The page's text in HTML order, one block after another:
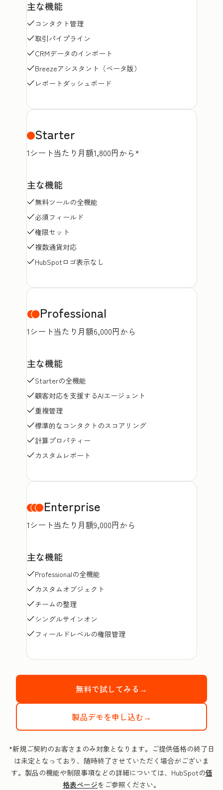
主な機能
コンタクト管理
取引パイプライン
CRMデータのインポート
Breezeアシスタント（ベータ版）
レポートダッシュボード
Starter
1シート当たり月額1,800円から*
主な機能
無料ツールの全機能
必須フィールド
権限セット
複数通貨対応
HubSpotロゴ表示なし
Professional
1シート当たり月額6,000円から
主な機能
Starterの全機能
顧客対応を支援するAIエージェント
重複管理
標準的なコンタクトのスコアリング
計算プロパティー
カスタムレポート
Enterprise
1シート当たり月額9,000円から
主な機能
Professionalの全機能
カスタムオブジェクト
チームの整理
シングルサインオン
フィールドレベルの権限管理
無料で試してみる→
製品デモを申し込む→
*新規ご契約のお客さまのみ対象となります。ご提供価格の終了日
は未定となっており、随時終了させていただく場合がございま
す。製品の機能や制限事項などの詳細については、HubSpotの価
格表ページをご参照ください。